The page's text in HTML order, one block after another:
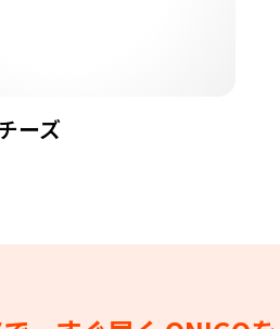
ーズ